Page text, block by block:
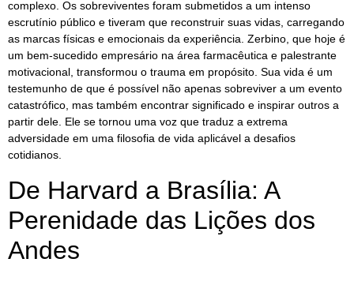
complexo. Os sobreviventes foram submetidos a um intenso
escrutínio público e tiveram que reconstruir suas vidas, carregando
as marcas físicas e emocionais da experiência. Zerbino, que hoje é
um bem-sucedido empresário na área farmacêutica e palestrante
motivacional, transformou o trauma em propósito. Sua vida é um
testemunho de que é possível não apenas sobreviver a um evento
catastrófico, mas também encontrar significado e inspirar outros a
partir dele. Ele se tornou uma voz que traduz a extrema
adversidade em uma filosofia de vida aplicável a desafios
cotidianos.
De Harvard a Brasília: A
Perenidade das Lições dos
Andes